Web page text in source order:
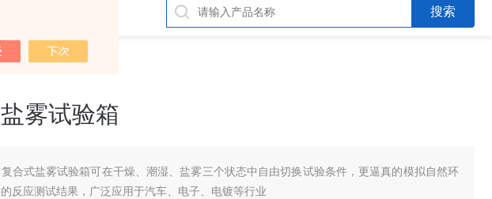
雾试验箱
复合式盐雾试验箱可在干燥、潮湿、盐雾三个状态中自由切换试验条件，更逼真的模拟自然环
反应测试结果，广泛应用于汽车、电子、电镀等行业